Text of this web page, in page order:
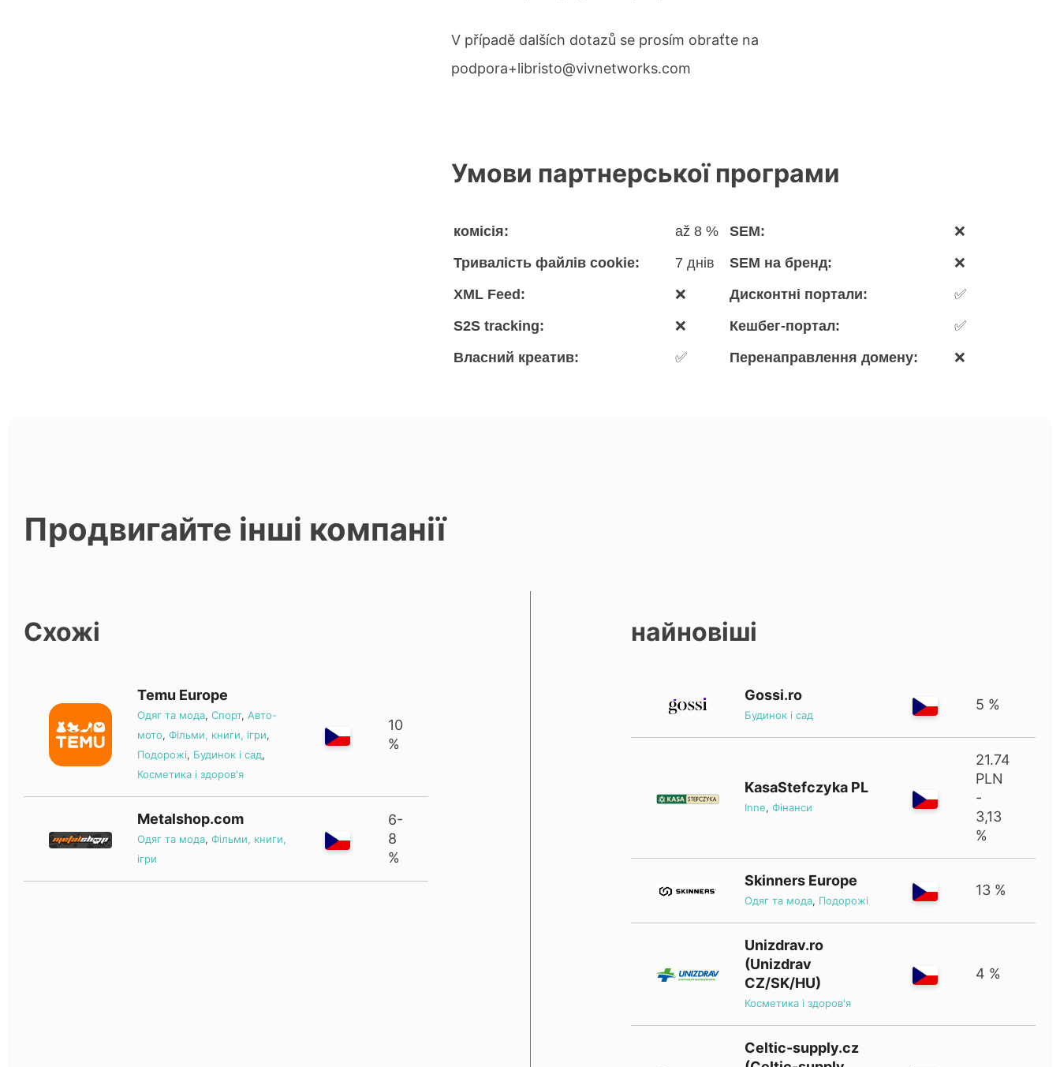
V případě dalších dotazů se prosím obraťte na
podpora+libristo@vivnetworks.com
Умови партнерської програми
комісія: až 8 % SEM:
❌
Тривалість файлів cookie:
7 днів SEM на бренд:
❌
XML Feed:
❌ Дисконтні портали:
✅
S2S tracking:
❌ Кешбег-портал:
✅
Власний креатив:
✅ Перенаправлення домену: ❌
Продвигайте інші компанії
Схожі
Temu Europe
Одяг та мода, Спорт, Авто-
мото, Фільми, книги, ігри,
Подорожі, Будинок і сад,
Косметика і здоров'я
10
%
Metalshop.com
Одяг та мода, Фільми, книги,
ігри
6-
8
%
найновіші
Gossi.ro
Будинок і сад
5 %
KasaStefczyka PL
Inne,Фінанси
21.74
PLN
-
3,13
%
Skinners Europe
Одяг та мода, Подорожі
13 %
Unizdrav.ro
(Unizdrav
CZ/SK/HU)
Косметика і здоров'я
4 %
Celtic-supply.cz